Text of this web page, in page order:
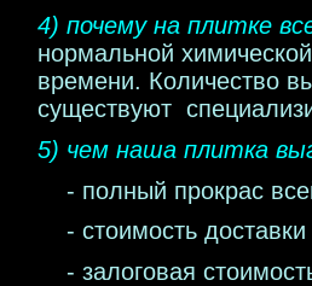
4) почему на плитке
нормальной
времени. Количество
существуют
5) чем наша плитка
- полный прокрас
- стоимость
- залоговая